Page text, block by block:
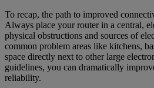
To recap, the path to improved
Always place your router in a central,
physical obstructions and sources of
common problem areas like kitchens,
space directly next to other large
guidelines, you can dramatically
reliability.